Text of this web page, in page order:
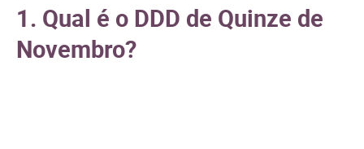
1. Qual é o DDD de Quinze de
Novembro?